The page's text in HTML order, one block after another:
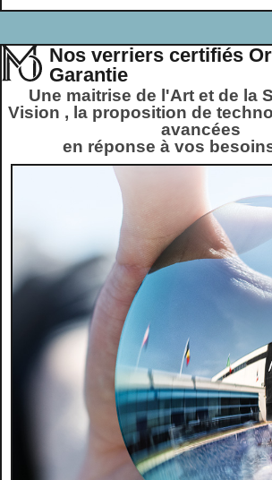
Nos verriers certifiés
Garantie
Une maitrise de l'Art et de la
Vision , la proposition de
avancées
en réponse à vos